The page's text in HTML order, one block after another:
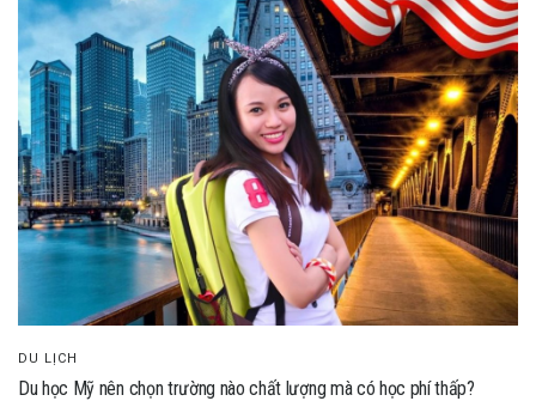
DU LỊCH
Du học Mỹ nên chọn trường nào chất lượng mà có học phí thấp?